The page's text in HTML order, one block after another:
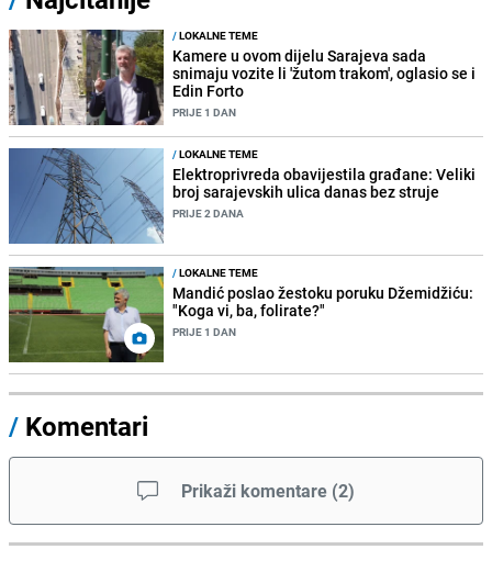
/LOKALNE TEME
Kamere u ovom dijelu Sarajeva sada
snimaju vozite li 'žutom trakom', oglasio se i
Edin Forto
PRIJE 1 DAN
/LOKALNE TEME
Elektroprivreda obavijestila građane: Veliki
broj sarajevskih ulica danas bez struje
PRIJE 2 DANA
/LOKALNE TEME
Mandić poslao žestoku poruku Džemidžiću:
"Koga vi, ba, folirate?"
PRIJE 1 DAN
/ Komentari
Prikaži komentare (2)